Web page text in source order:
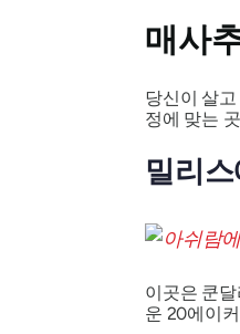
매사
당신이 살
정에 맞는
밀리
이곳은 쿤
운 20에이